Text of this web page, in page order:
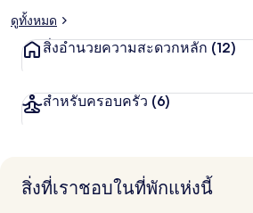
จ
า
า
ง
ดูทั้งหมด
สิ่งอำนวยความสะดวกหลัก (12)
สำหรับครอบครัว (6)
สิ่งที่เราชอบในที่พักแห่งนี้